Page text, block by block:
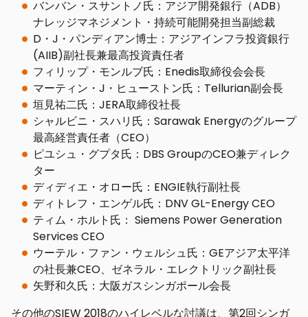
バンバン・スサントノ氏：アジア開発銀行（ADB）
ナレッジマネジメント・持続可能開発担当副総裁
D・J・パンディアン博士：アジアインフラ投資銀行
(AIIB)副社長兼最高投資責任者
フィリップ・モンルブ氏：Enedis取締役会会長
マーティン・J・ヒューストン氏：Tellurian副会長
垣見祐二氏：JERA取締役社長
シャルビニ・スハリ氏：Sarawak Energyのグループ
最高経営責任者（CEO）
ピユシュ・グプタ氏：DBS GroupのCEO兼ディレク
ター
ディディエ・オロー氏：ENGIE執行副社長
ディトレフ・エンゲル氏：DNV GL-Energy CEO
ティム・ホルト氏： Siemens Power Generation
Services CEO
ウーテル・ファン・ウェルシュ氏：GEアジア太平洋
の社長兼CEO、ゼネラル・エレクトリック副社長
矢野和久氏：大阪ガスシンガポール会長
その他のSIEW 2018のハイレベルな討議は、第2回シンガ